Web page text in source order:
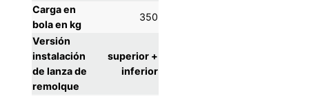
Carga en
bola en kg
350
Versión
instalación
de lanza de
remolque
superior +
inferior